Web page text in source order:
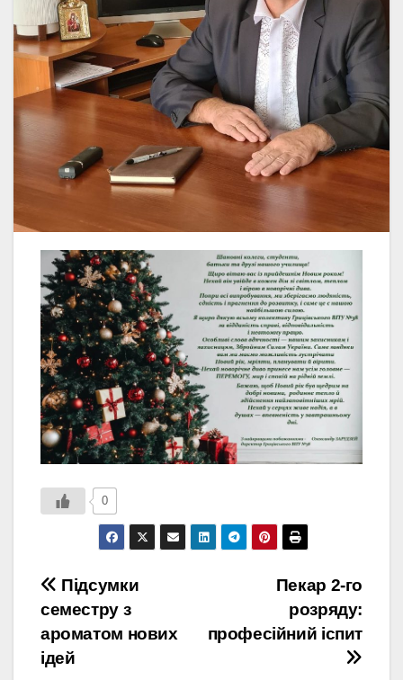
0
Навігація
записів
Пекар 2-го
розряду:
професійний іспит
Підсумки
семестру з
ароматом нових
ідей